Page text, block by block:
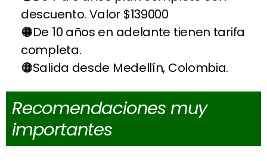
descuento. Valor $139000
De 10 años en adelante tienen tarifa
completa.
Salida desde Medellín, Colombia.
Recomendaciones muy
importantes